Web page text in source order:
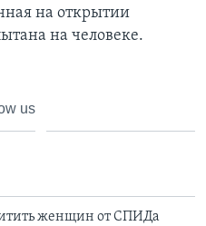
на открытии
на человеке.
us
женщин от СПИДа